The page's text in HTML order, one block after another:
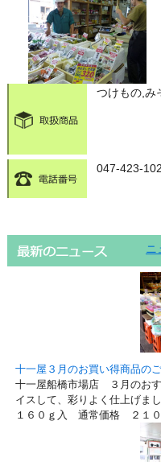
つけもの,み
047-423-
十一屋３月のお買い得商品のご
十一屋船橋市場店 ３月のお
イスして、彩りよく仕上げま
１６０ｇ入 通常価格 ２１